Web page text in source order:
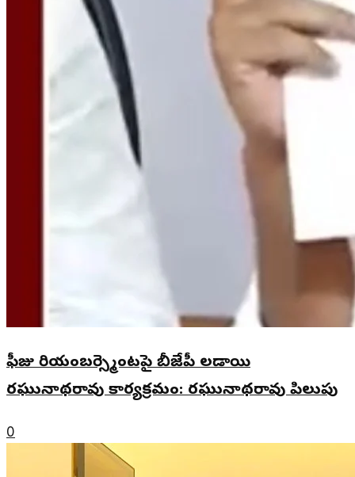
ఫీజు రియంబర్స్మెంటపై బీజేపీ లడాయి
రఘునాథరావు కార్యక్రమం: రఘునాథరావు పిలుపు
0